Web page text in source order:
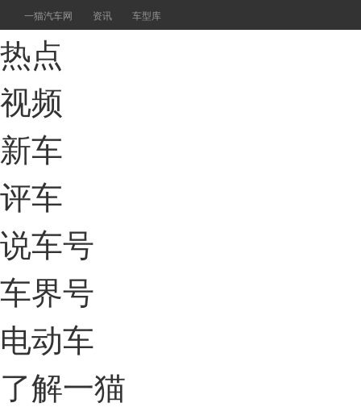
一猫汽车网 资讯 车型库
热点
视频
新车
评车
说车号
车界号
电动车
了解一猫